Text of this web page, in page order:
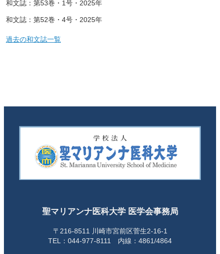
和文誌：第53巻・1号・2025年
和文誌：第52巻・4号・2025年
過去の和文誌一覧
聖マリアンナ医科大学 医学会事務局
〒216-8511 川崎市宮前区菅生2-16-1
TEL：044-977-8111 内線：4861/4864